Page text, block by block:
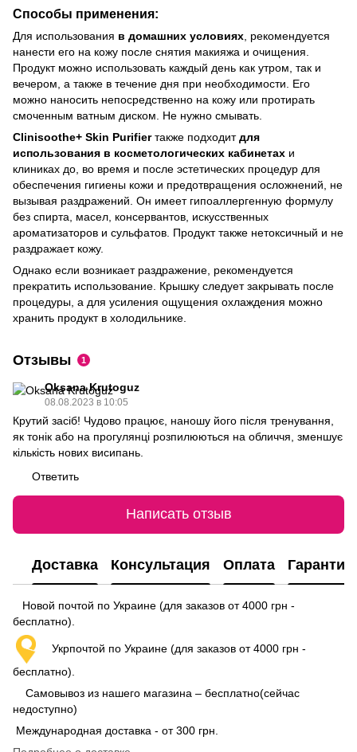
Способы применения:
Для использования в домашних условиях , рекомендуется
нанести его на кожу после снятия макияжа и очищения.
Продукт можно использовать каждый день как утром, так и
вечером, а также в течение дня при необходимости. Его
можно наносить непосредственно на кожу или протирать
смоченным ватным диском. Не нужно смывать.
Clinisoothe+ Skin Purifierтакже подходитдля
использования в косметологических кабинетах и
клиниках до, во время и после эстетических процедур для
обеспечения гигиены кожи и предотвращения осложнений, не
вызывая раздражений. Он имеет гипоаллергенную формулу
без спирта, масел, консервантов, искусственных
ароматизаторов и сульфатов. Продукт также нетоксичный и не
раздражает кожу.
Однако если возникает раздражение, рекомендуется
прекратить использование. Крышку следует закрывать после
процедуры, а для усиления ощущения охлаждения можно
хранить продукт в холодильнике.
Отзывы 1
Oksana Krutoguz
08.08.2023 в 10:05
Крутий засіб! Чудово працює, наношу його після тренування,
як тонік або на прогулянці розпилюються на обличчя, зменшує
кількість нових висипань.
Ответить
Написать отзыв
Доставка Консультация Оплата Гарантия
Новой почтой по Украине (для заказов от 4000 грн -
бесплатно).
Укрпочтой по Украине (для заказов от 4000 грн -
бесплатно).
Самовывоз из нашего магазина – бесплатно(сейчас
недоступно)
Международная доставка - от 300 грн.